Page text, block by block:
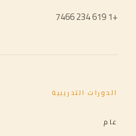
+1 619 234 7466
الدورات التدريبية
عام